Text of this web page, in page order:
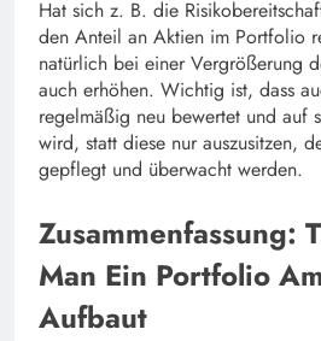
Hat sich z. B. die
den Anteil an Aktien im Portfolio
natürlich bei einer Vergrößerung
auch erhöhen. Wichtig ist, dass
regelmäßig neu bewertet und auf
wird, statt diese nur auszusitzen,
gepflegt und überwacht werden.
Zusammenfassung:
Man Ein Portfolio
Aufbaut